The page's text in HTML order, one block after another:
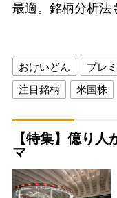
最適。銘柄分析法
おけいどん プレ
注目銘柄
米国株
【特集】億り
マ